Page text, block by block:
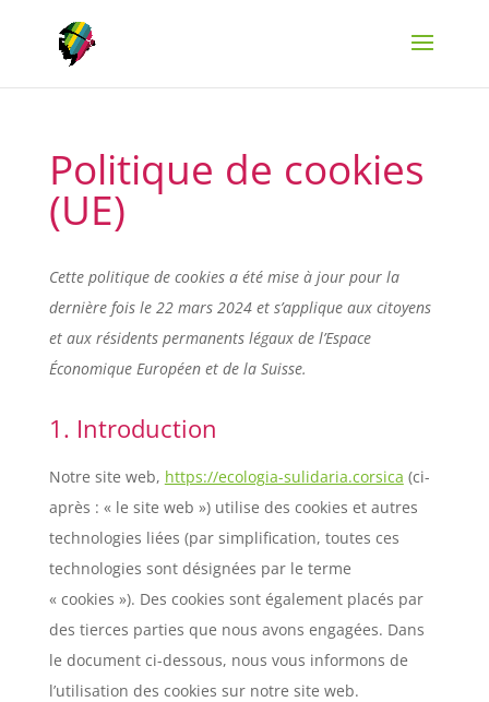
Politique de cookies
(UE)
Cette politique de cookies a été mise à jour pour la
dernière fois le 22 mars 2024 et s’applique aux citoyens
et aux résidents permanents légaux de l’Espace
Économique Européen et de la Suisse.
1. Introduction
Notre site web, https://ecologia-sulidaria.corsica (ci-
après : « le site web ») utilise des cookies et autres
technologies liées (par simplification, toutes ces
technologies sont désignées par le terme
« cookies »). Des cookies sont également placés par
des tierces parties que nous avons engagées. Dans
le document ci-dessous, nous vous informons de
l’utilisation des cookies sur notre site web.